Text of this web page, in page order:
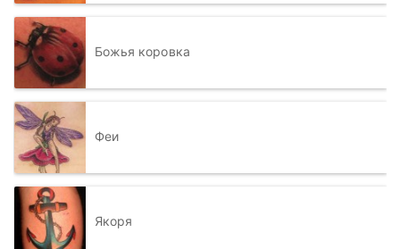
Божья коровка
Феи
Якоря